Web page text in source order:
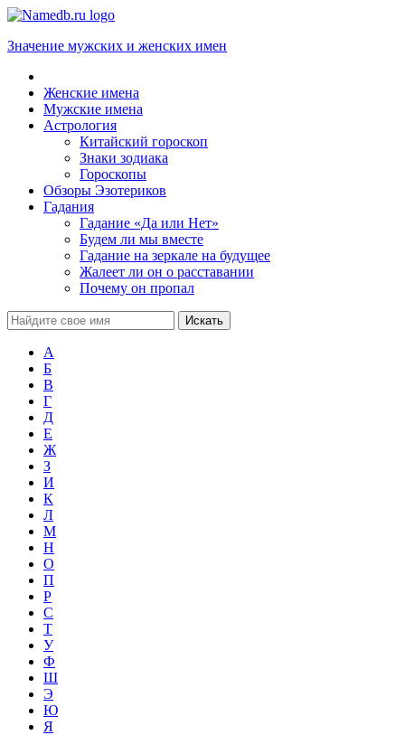
Значение мужских и женских имен
Женские имена
Мужские имена
Астрология
Китайский гороскоп
Знаки зодиака
Гороскопы
Обзоры Эзотериков
Гадания
Гадание «Да или Нет»
Будем ли мы вместе
Гадание на зеркале на будущее
Жалеет ли он о расставании
Почему он пропал
А
Б
В
Г
Д
Е
Ж
З
И
К
Л
М
Н
О
П
Р
С
Т
У
Ф
Ш
Э
Ю
Я